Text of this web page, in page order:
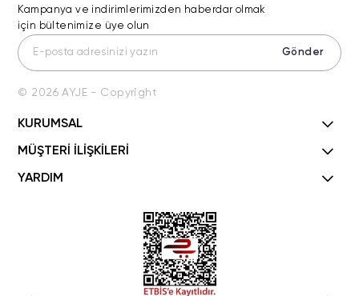
Kampanya ve indirimlerimizden haberdar olmak
için bültenimize üye olun
Gönder
© 2026 AYJE - Copyright
KURUMSAL
MÜŞTERİ İLİŞKİLERİ
YARDIM